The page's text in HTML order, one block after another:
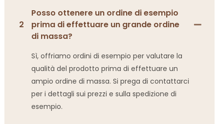
2
Posso ottenere un ordine di esempio
prima di effettuare un grande ordine
di massa?
Sì, offriamo ordini di esempio per valutare la
qualità del prodotto prima di effettuare un
ampio ordine di massa. Si prega di contattarci
per i dettagli sui prezzi e sulla spedizione di
esempio.